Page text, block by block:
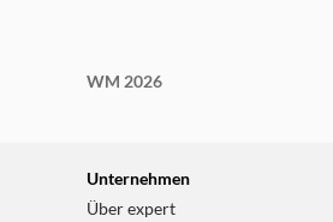
WM 2026
Unternehmen
Über expert